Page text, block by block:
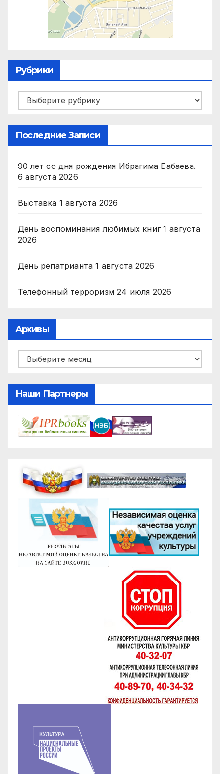
Рубрики
Рубрики
Последние Записи
90 лет со дня рождения Ибрагима Бабаева.
6 августа 2026
Выставка 1 августа 2026
День воспоминания любимых книг 1 августа
2026
День репатрианта 1 августа 2026
Телефонный терроризм 24 июля 2026
Архивы
Архивы
Наши Партнеры